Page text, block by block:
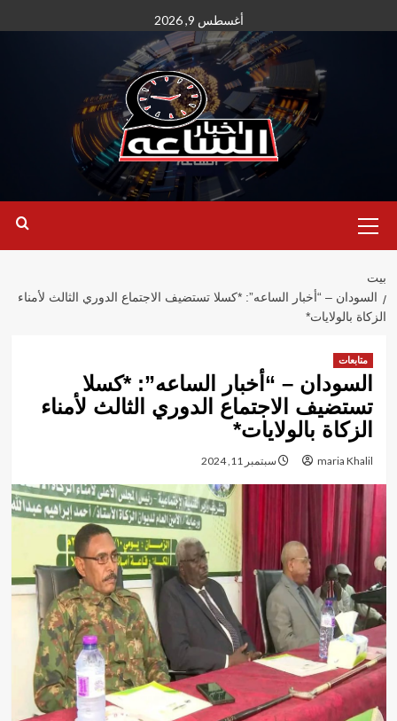
إلى
أغسطس 9, 2026
الأساسية
بيت
السودان – “أخبار الساعه”: *كسلا تستضيف الاجتماع الدوري الثالث لأمناء
الزكاة بالولايات*
متابعات
السودان – “أخبار الساعه”: *كسلا
تستضيف الاجتماع الدوري الثالث لأمناء
الزكاة بالولايات*
maria Khalil سبتمبر 11, 2024